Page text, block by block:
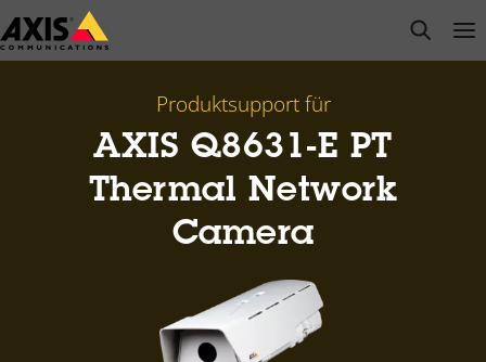
Zum
Hauptinhalt
open
Produktsupport für
AXIS Q8631-E PT
Thermal Network
Camera